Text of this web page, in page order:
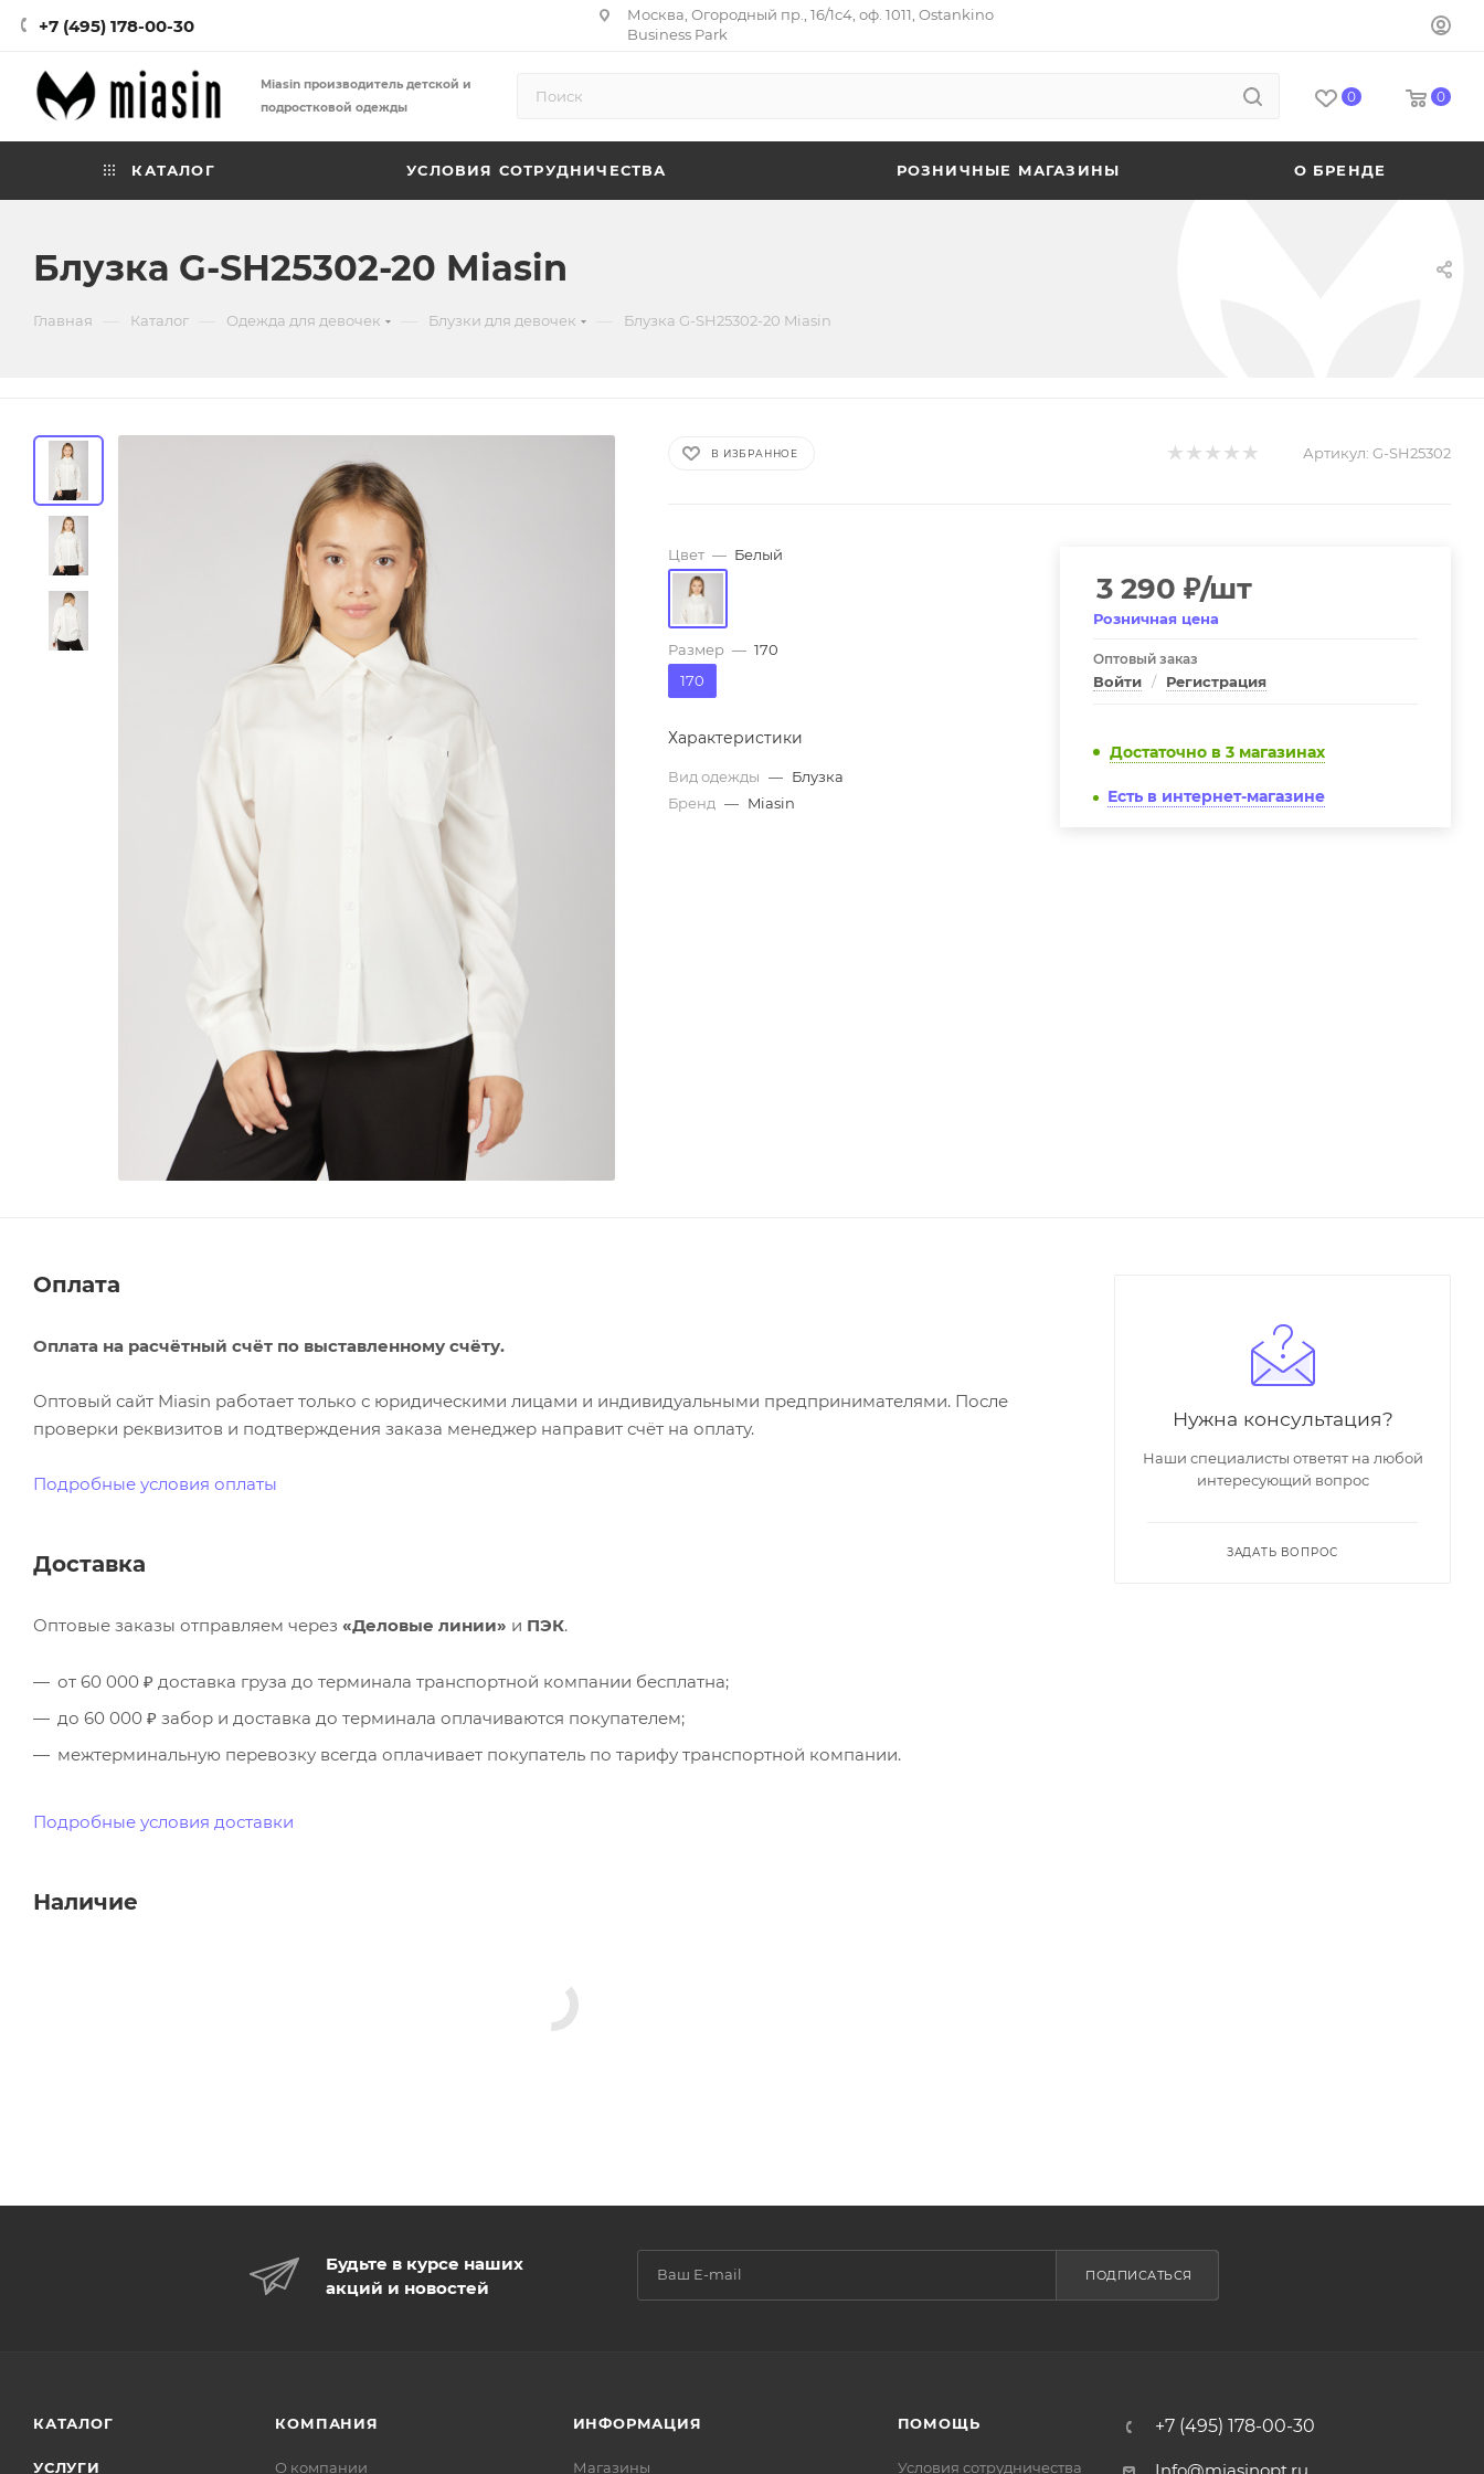
+7 (495) 178-00-30
Москва, Огородный пр., 16/1с4, оф. 1011, Ostankino
Business Park
Miasin производитель детской и
подростковой одежды
0 0
КАТАЛОГ УСЛОВИЯ СОТРУДНИЧЕСТВА РОЗНИЧНЫЕ МАГАЗИНЫ О БРЕНДЕ
Блузка G-SH25302-20 Miasin
Главная Каталог Одежда для девочек Блузки для девочек Блузка G-SH25302-20 Miasin
В ИЗБРАННОЕ Артикул: G-SH25302
Цвет — Белый
Размер — 170
170
Характеристики
Вид одежды — Блузка
Бренд — Miasin
3 290 ₽/шт
Розничная цена
Оптовый заказ
Войти / Регистрация
Достаточно в 3 магазинах
Есть в интернет-магазине
Оплата
Оплата на расчётный счёт по выставленному счёту.
Оптовый сайт Miasin работает только с юридическими лицами и индивидуальными предпринимателями. После
проверки реквизитов и подтверждения заказа менеджер направит счёт на оплату.
Подробные условия оплаты
Доставка
Оптовые заказы отправляем через «Деловые линии» и ПЭК.
от 60 000 ₽ доставка груза до терминала транспортной компании бесплатна;
до 60 000 ₽ забор и доставка до терминала оплачиваются покупателем;
межтерминальную перевозку всегда оплачивает покупатель по тарифу транспортной компании.
Подробные условия доставки
Наличие
Нужна консультация?
Наши специалисты ответят на любой
интересующий вопрос
ЗАДАТЬ ВОПРОС
Будьте в курсе наших
акций и новостей
ПОДПИСАТЬСЯ
КАТАЛОГ
УСЛУГИ
КОМПАНИЯ
О компании
ИНФОРМАЦИЯ
Магазины
ПОМОЩЬ
Условия сотрудничества
+7 (495) 178-00-30